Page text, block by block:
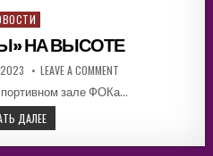
НА ВЫСОТЕ
LEAVE A COMMENTON
НА
ВЫСОТЕ
зале ФОКа…
ДАЛЕЕ«ЧЕМПИОНЫ»
НА
ВЫСОТЕ